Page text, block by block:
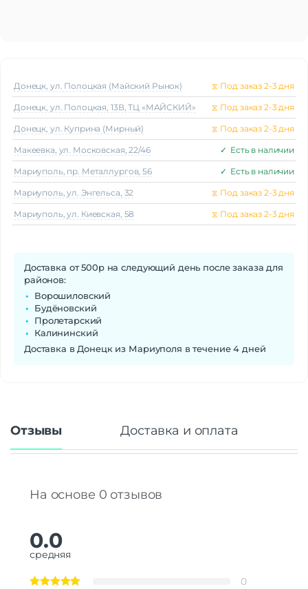
Донецк, ул. Полоцкая (Майский Рынок) ⧖ Под заказ 2-3 дня
Донецк, ул. Полоцкая, 13В, ТЦ «МАЙСКИЙ» ⧖ Под заказ 2-3 дня
Донецк, ул. Куприна (Мирный) ⧖ Под заказ 2-3 дня
Макеeвка, ул. Московская, 22/46 ✓ Есть в наличии
Мариуполь, пр. Металлургов, 56 ✓ Есть в наличии
Мариуполь, ул. Энгельса, 32 ⧖ Под заказ 2-3 дня
Мариуполь, ул. Киевская, 58 ⧖ Под заказ 2-3 дня
Доставка от 500р на следующий день после заказа для
районов:
Ворошиловский
Будёновский
Пролетарский
Калининский
Доставка в Донецк из Мариуполя в течение 4 дней
Отзывы Доставка и оплата
На основе 0 отзывов
0.0
средняя
0